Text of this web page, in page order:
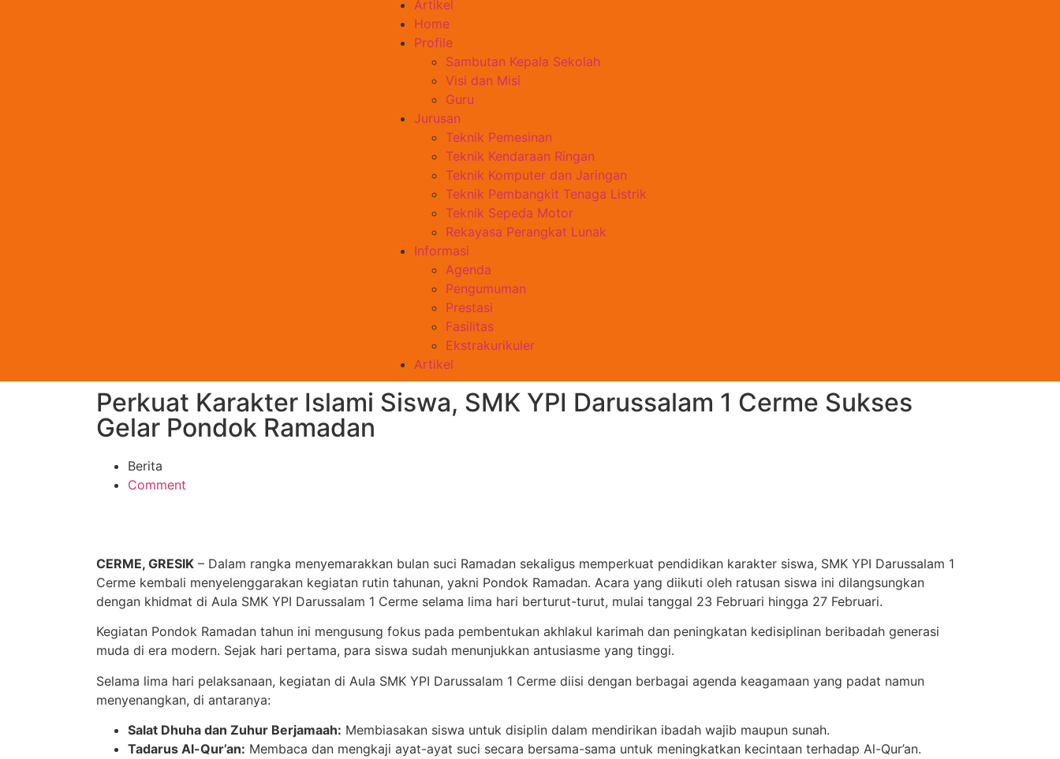
Artikel
Home
Profile
Sambutan Kepala Sekolah
Visi dan Misi
Guru
Jurusan
Teknik Pemesinan
Teknik Kendaraan Ringan
Teknik Komputer dan Jaringan
Teknik Pembangkit Tenaga Listrik
Teknik Sepeda Motor
Rekayasa Perangkat Lunak
Informasi
Agenda
Pengumuman
Prestasi
Fasilitas
Ekstrakurikuler
Artikel
Perkuat Karakter Islami Siswa, SMK YPI Darussalam 1 Cerme Sukses
Gelar Pondok Ramadan
Berita
Comment
CERME, GRESIK – Dalam rangka menyemarakkan bulan suci Ramadan sekaligus memperkuat pendidikan karakter siswa, SMK YPI Darussalam 1
Cerme kembali menyelenggarakan kegiatan rutin tahunan, yakni Pondok Ramadan. Acara yang diikuti oleh ratusan siswa ini dilangsungkan
dengan khidmat di Aula SMK YPI Darussalam 1 Cerme selama lima hari berturut-turut, mulai tanggal 23 Februari hingga 27 Februari.
Kegiatan Pondok Ramadan tahun ini mengusung fokus pada pembentukan akhlakul karimah dan peningkatan kedisiplinan beribadah generasi
muda di era modern. Sejak hari pertama, para siswa sudah menunjukkan antusiasme yang tinggi.
Selama lima hari pelaksanaan, kegiatan di Aula SMK YPI Darussalam 1 Cerme diisi dengan berbagai agenda keagamaan yang padat namun
menyenangkan, di antaranya:
Salat Dhuha dan Zuhur Berjamaah: Membiasakan siswa untuk disiplin dalam mendirikan ibadah wajib maupun sunah.
Tadarus Al-Qur’an: Membaca dan mengkaji ayat-ayat suci secara bersama-sama untuk meningkatkan kecintaan terhadap Al-Qur’an.